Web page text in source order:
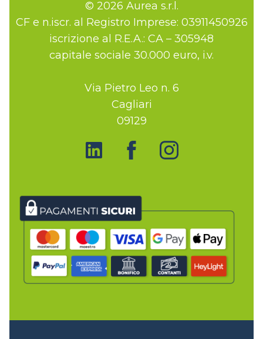
© 2026 Aurea s.r.l.
CF e n.iscr. al Registro Imprese: 03911450926
iscrizione al R.E.A.: CA – 305948
capitale sociale 30.000 euro, i.v.
Via Pietro Leo n. 6
Cagliari
09129